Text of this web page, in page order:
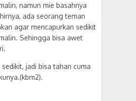
namun mie basahnya
ada seorang teman
agar mencapurkan sedikit
Sehingga bisa awet
jadi bisa tahan cuma